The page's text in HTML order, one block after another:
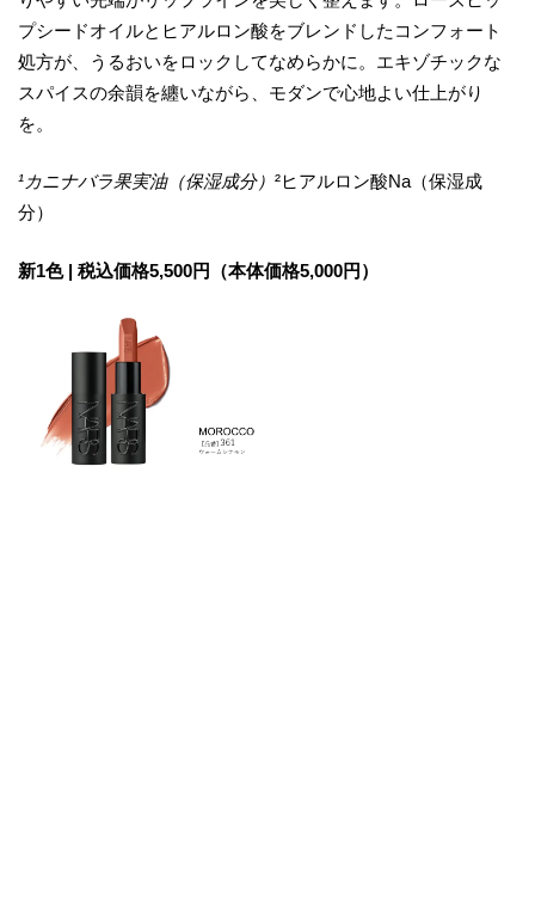
プシードオイルとヒアルロン酸をブレンドしたコンフォート
処方が、うるおいをロックしてなめらかに。エキゾチックな
スパイスの余韻を纏いながら、モダンで心地よい仕上がり
を。
¹カニナバラ果実油（保湿成分） ²ヒアルロン酸Na（保湿成
分）
新1色 | 税込価格5,500円（本体価格5,000円）